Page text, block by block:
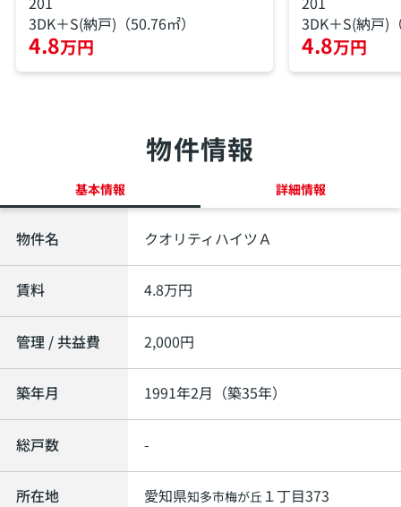
3DK＋S(納戸)（50.76㎡）
4.8万円
3DK＋S(納戸)
4.8万円
物件情報
基本情報 詳細情報
物件名 クオリティハイツＡ
賃料 4.8万円
管理 / 共益費 2,000円
築年月 1991年2月（築35年）
総戸数 -
所在地 愛知県知多市梅が丘 １丁目373